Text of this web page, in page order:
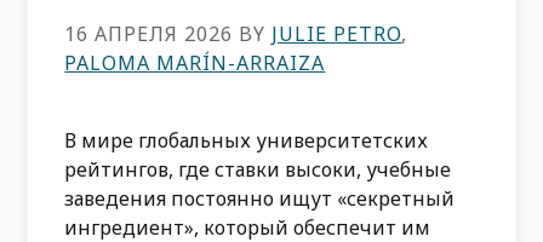
16 АПРЕЛЯ 2026 BY JULIE PETRO,
PALOMA MARÍN-ARRAIZA
В мире глобальных университетских
рейтингов, где ставки высоки, учебные
заведения постоянно ищут «секретный
ингредиент», который обеспечит им